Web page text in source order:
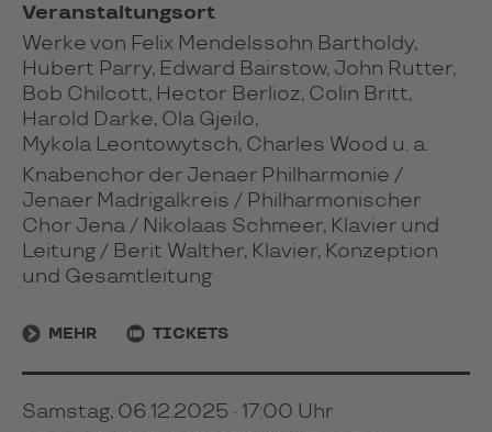
Veranstaltungsort
Werke von Felix Mendelssohn Bartholdy,
Hubert Parry, Edward Bairstow, John Rutter,
Bob Chilcott, Hector Berlioz, Colin Britt,
Harold Darke, Ola Gjeilo,
Mykola Leontowytsch, Charles Wood u. a.
Knabenchor der Jenaer Philharmonie /
Jenaer Madrigalkreis / Philharmonischer
Chor Jena / Nikolaas Schmeer, Klavier und
Leitung / Berit Walther, Klavier, Konzeption
und Gesamtleitung
MEHR TICKETS
Samstag, 06.12.2025 · 17:00 Uhr